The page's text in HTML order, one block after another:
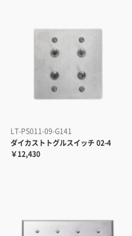
LT-PS011-09-G141
ダイカストトグルスイッチ 02-4
￥12,430